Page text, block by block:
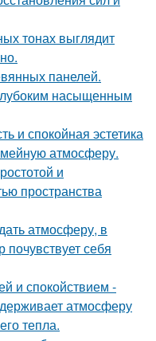
тонах выглядит
панелей.
насыщенным
и спокойная эстетика
атмосферу.
и
пространства
атмосферу, в
себя
и спокойствием -
атмосферу
тепла.